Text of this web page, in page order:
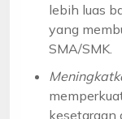
lebih luas
yang
SMA/SMK.
kesetaraan